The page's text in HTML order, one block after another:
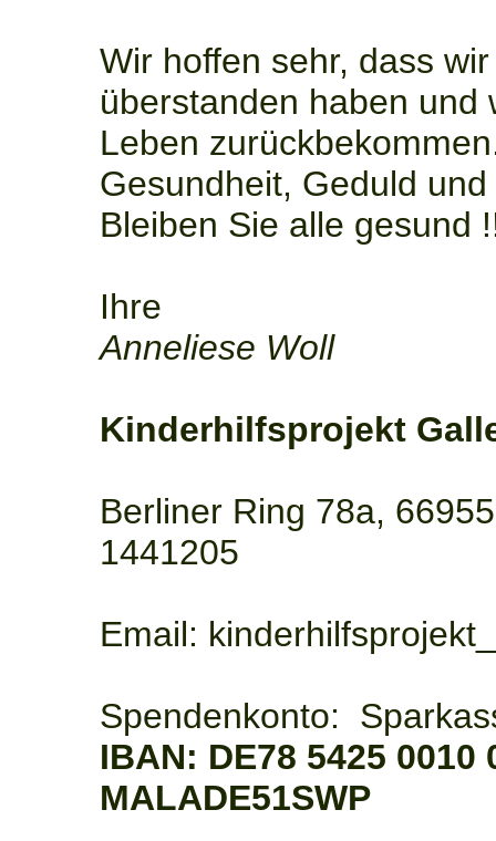
Wir hoffen sehr, dass
überstanden haben und
Leben
Gesundheit, Geduld
Bleiben Sie alle gesund
Ihre
Anneliese Woll
Kinderhilfsprojekt
Berliner Ring 78a,
1441205
Email:
Spendenkonto:
IBAN: DE78 5425
MALADE51SWP